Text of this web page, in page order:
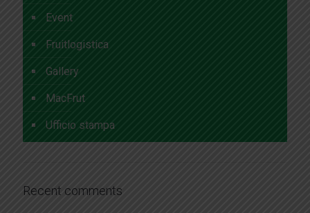
Event
Fruitlogistica
Gallery
MacFrut
Ufficio stampa
Recent comments